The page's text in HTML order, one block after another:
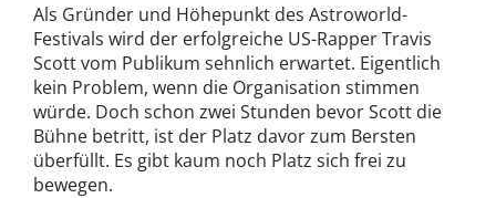
Als Gründer und Höhepunkt des Astroworld-
Festivals wird der erfolgreiche US-Rapper Travis
Scott vom Publikum sehnlich erwartet. Eigentlich
kein Problem, wenn die Organisation stimmen
würde. Doch schon zwei Stunden bevor Scott die
Bühne betritt, ist der Platz davor zum Bersten
überfüllt. Es gibt kaum noch Platz sich frei zu
bewegen.